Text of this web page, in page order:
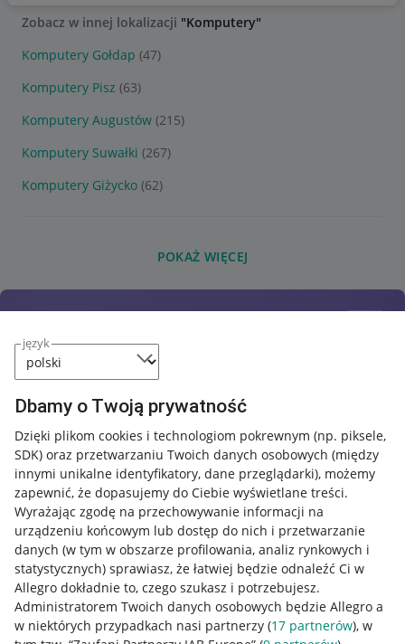
język
Dbamy o Twoją prywatność
Dzięki plikom cookies i technologiom pokrewnym (np. piksele,
SDK) oraz przetwarzaniu Twoich danych osobowych (między
innymi unikalne identyfikatory, dane przeglądarki), możemy
zapewnić, że dopasujemy do Ciebie wyświetlane treści.
Wyrażając zgodę na przechowywanie informacji na
urządzeniu końcowym lub dostęp do nich i przetwarzanie
danych (w tym w obszarze profilowania, analiz rynkowych i
statystycznych) sprawiasz, że łatwiej będzie odnaleźć Ci w
Allegro dokładnie to, czego szukasz i potrzebujesz.
Administratorem Twoich danych osobowych będzie Allegro a
w niektórych przypadkach nasi partnerzy (17 partnerów), w
Zobacz w innej lokalizacji "Komputery"
Komputery Gołdap (47)
Komputery Pisz (63)
Komputery Augustów (215)
Komputery Suwałki (267)
Komputery Giżycko (62)
POKAŻ WIĘCEJ